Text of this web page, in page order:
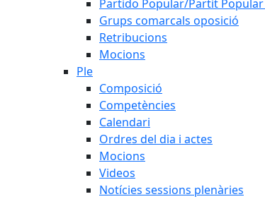
Partido Popular/Partit
Grups comarcals oposició
Retribucions
Mocions
Ple
Composició
Competències
Calendari
Ordres del dia i actes
Mocions
Videos
Notícies sessions plenàries